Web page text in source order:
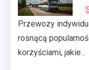
Przewozy
rosnącą
korzyściami, jakie…